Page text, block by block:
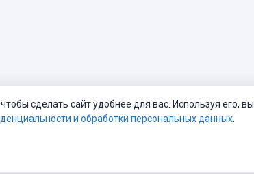
сделать сайт удобнее для вас. Используя его, вы
и обработки персональных данных